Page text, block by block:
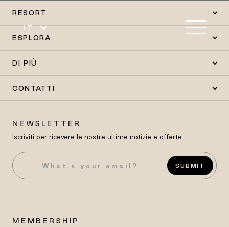
IT
RESORT
ESPLORA
DI PIÙ
CONTATTI
NEWSLETTER
Iscriviti per ricevere le nostre ultime notizie e offerte
SUBMIT
MEMBERSHIP